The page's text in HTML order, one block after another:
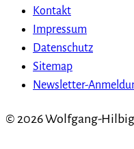
Kontakt
Impressum
Datenschutz
Sitemap
Newsletter-
© 2026 Wolfgang-